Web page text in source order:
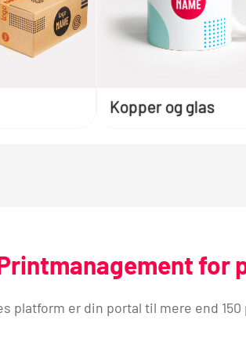
Kopper og glas
for
platform er din portal til mere end